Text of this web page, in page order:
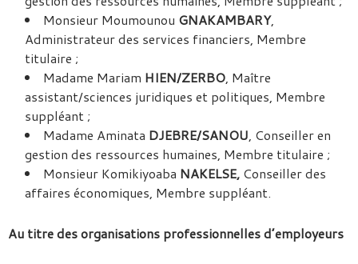
Monsieur Moumounou GNAKAMBARY,
Administrateur des services financiers, Membre
titulaire ;
Madame Mariam HIEN/ZERBO, Maître
assistant/sciences juridiques et politiques, Membre
suppléant ;
Madame Aminata DJEBRE/SANOU, Conseiller en
gestion des ressources humaines, Membre titulaire ;
Monsieur Komikiyoaba NAKELSE, Conseiller des
affaires économiques, Membre suppléant.
Au titre des organisations professionnelles d’employeurs